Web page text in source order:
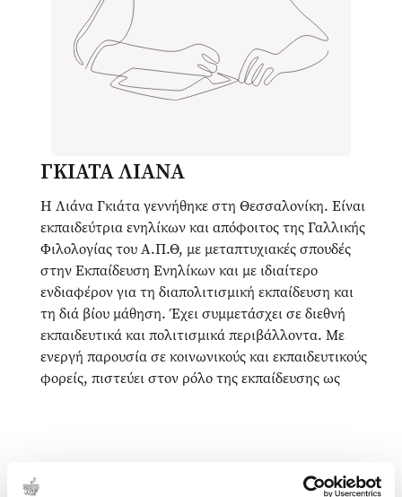
ΓΚΙΑΤΑ ΛΙΑΝΑ
Η Λιάνα Γκιάτα γεννήθηκε στη Θεσσαλονίκη. Είναι
εκπαιδεύτρια ενηλίκων και απόφοιτος της Γαλλικής
Φιλολογίας του Α.Π.Θ, με μεταπτυχιακές σπουδές
στην Εκπαίδευση Ενηλίκων και με ιδιαίτερο
ενδιαφέρον για τη διαπολιτισμική εκπαίδευση και
τη διά βίου μάθηση. Έχει συμμετάσχει σε διεθνή
εκπαιδευτικά και πολιτισμικά περιβάλλοντα. Με
ενεργή παρουσία σε κοινωνικούς και εκπαιδευτικούς
φορείς, πιστεύει στον ρόλο της εκπαίδευσης ως
τη ρωγμή» αποτελεί την πρώτη συγγραφική της